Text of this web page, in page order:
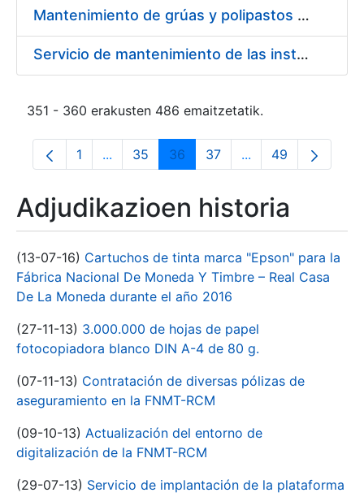
Mantenimiento de grúas y polipastos en Fábrica de Papel de Burgos
Servicio de mantenimiento de las instalaciones de calefacción y agua caliente de la caldera de oficina, caldera de aceite, conducto radiante y quemadores de transformados de la Fábrica de Papel de Seguridad de Burgos
351 - 360 erakusten 486 emaitzetatik.
Orrialdea
1 ...Intermediate Pages Use TAB to navigate.
Orrialdea
35 Orrialdea
36 Orrialdea
37 ...Intermediate
Orrialdea
49
Adjudikazioen historia
(13-07-16) Cartuchos de tinta marca "Epson" para la
Fábrica Nacional De Moneda Y Timbre – Real Casa
De La Moneda durante el año 2016
(27-11-13) 3.000.000 de hojas de papel
fotocopiadora blanco DIN A-4 de 80 g.
(07-11-13) Contratación de diversas pólizas de
aseguramiento en la FNMT-RCM
(09-10-13) Actualización del entorno de
digitalización de la FNMT-RCM
(29-07-13) Servicio de implantación de la plataforma